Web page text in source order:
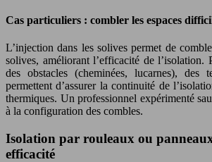
Cas particuliers : combler les espaces
L’injection dans les solives permet de
solives, améliorant l’efficacité de l’isolation.
des obstacles (cheminées, lucarnes), des
permettent d’assurer la continuité de
thermiques. Un professionnel expérimenté
à la configuration des combles.
Isolation par rouleaux ou
efficacité